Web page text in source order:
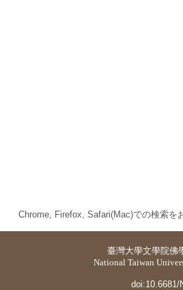
Chrome, Firefox, Safari(Mac)での検索を
臺灣大學文學院佛
National Taiwan
doi:10.6681/